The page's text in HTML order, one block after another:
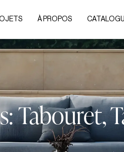
À PROPOS
Tabouret,